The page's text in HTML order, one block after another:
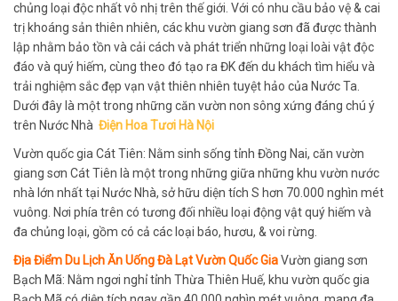
chủng loại độc nhất vô nhị trên thế giới. Với có nhu cầu bảo vệ & cai
trị khoáng sản thiên nhiên, các khu vườn giang sơn đã được thành
lập nhằm bảo tồn và cải cách và phát triển những loại loài vật độc
đáo và quý hiếm, cùng theo đó tạo ra ĐK đến du khách tìm hiểu và
trải nghiệm sắc đẹp vạn vật thiên nhiên tuyệt hảo của Nước Ta.
Dưới đây là một trong những căn vườn non sông xứng đáng chú ý
trên Nước Nhà Điện Hoa Tươi Hà Nội
Vườn quốc gia Cát Tiên: Nằm sinh sống tỉnh Đồng Nai, căn vườn
giang sơn Cát Tiên là một trong những giữa những khu vườn nước
nhà lớn nhất tại Nước Nhà, sở hữu diện tích S hơn 70.000 nghìn mét
vuông. Nơi phía trên có tương đối nhiều loại động vật quý hiếm và
đa chủng loại, gồm có cả các loại báo, hươu, & voi rừng.
Địa Điểm Du Lịch Ăn Uống Đà Lạt Vườn Quốc GiaVườn giang sơn
Bạch Mã: Nằm ngơi nghỉ tỉnh Thừa Thiên Huế, khu vườn quốc gia